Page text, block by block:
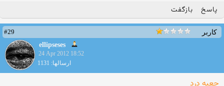
پاسخ بازگفت
کاربر
#29
ellipseses
24 Apr 2012 18:52
ارسالها: 1131